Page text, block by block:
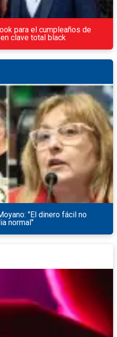
para el cumpleaños de
clave total black
"El dinero fácil no
normal"